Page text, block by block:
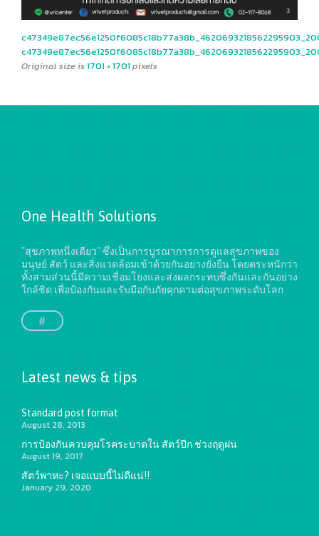
Original size is1701 × 1701pixels
One Health Solutions
"สุขภาพหนึ่งเดียว" ซึ่งเป็นการบูรณาการการดูแลสุขภาพของ
มนุษย์ สัตว์ และสิ่งแวดล้อมเข้าด้วยกันอย่างยั่งยืนโดยตระหนักว่า
ทั้งสามส่วนนี้มีความเชื่อมโยงและส่งผลกระทบซึ่งกันและกันอย่าง
ใกล้ชิด เพื่อป้องกันและรับมือกับภัยคุกคามต่อสุขภาพระดับโลก
#
Latest news & tips
Standard post format
August 28, 2013
การป้องกันควบคุมโรคระบาดใน สัตว์ปีก ช่วงฤดูฝน
August 19, 2017
สัตว์พาหะ? เจอแบบนี้ไม่ดีแน่!!
January 29, 2020